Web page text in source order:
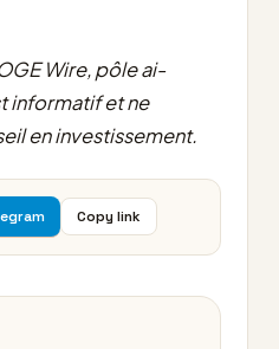
Wire, pôle ai-
informatif et ne
en investissement.
Copy link